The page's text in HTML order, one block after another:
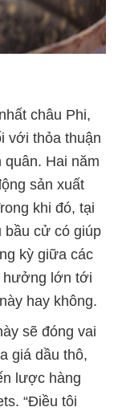
châu Phi,
với thỏa thuận
Hai năm
sản xuất
khi đó, tại
bầu cử có giúp
kỳ giữa các
hưởng lớn tới
hay không.
sẽ đóng vai
giá dầu thô,
lược hàng
“Điều tôi